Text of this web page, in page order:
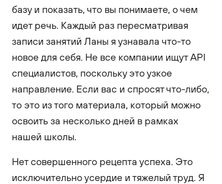
базу и показать, что вы понимаете, о чем
идет речь. Каждый раз пересматривая
записи занятий Ланы я узнавала что-то
новое для себя. Не все компании ищут API
специалистов, поскольку это узкое
направление. Если вас и спросят что-либо,
то это из того материала, который можно
освоить за несколько дней в рамках
нашей школы.
Нет совершенного рецепта успеха. Это
исключительно усердие и тяжелый труд. Я